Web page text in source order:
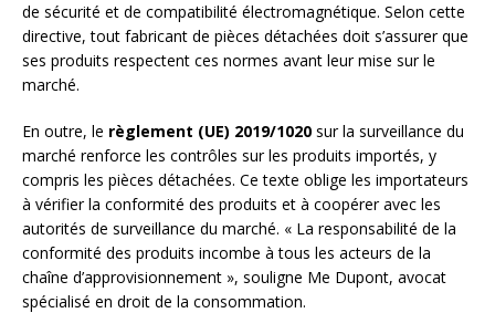
de sécurité et de compatibilité électromagnétique. Selon cette
directive, tout fabricant de pièces détachées doit s’assurer que
ses produits respectent ces normes avant leur mise sur le
marché.
En outre, le règlement (UE) 2019/1020 sur la surveillance du
marché renforce les contrôles sur les produits importés, y
compris les pièces détachées. Ce texte oblige les importateurs
à vérifier la conformité des produits et à coopérer avec les
autorités de surveillance du marché. « La responsabilité de la
conformité des produits incombe à tous les acteurs de la
chaîne d’approvisionnement », souligne Me Dupont, avocat
spécialisé en droit de la consommation.